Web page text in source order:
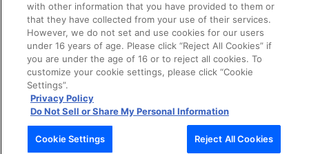
© Bandai Namco Filmworks Inc. All Rights Reserved.
with other information that you have provided to them or
that they have collected from your use of their services.
However, we do not set and use cookies for our users
under 16 years of age. Please click “Reject All Cookies” if
you are under the age of 16 or to reject all cookies. To
customize your cookie settings, please click “Cookie
Settings”.
Privacy Policy
Do Not Sell or Share My Personal Information
Cookie Settings Reject All Cookies